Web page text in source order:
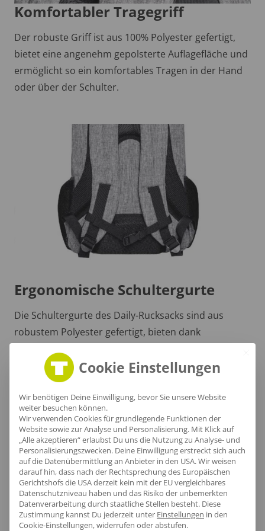
Komfortabler Tragegriff
Der robuste Griff ist aus 100% Polyester gefertigt,
bietet eine angenehm gepolsterte Auflagefläche und
ermöglicht so ein komfortables Tragen in der Hand
oder über der Schulter.
Ergonomische Schultergurte
Die Schultergurte des Daily-Rucksacks sind aus
robustem Polyester gefertigt, bieten dank
hohen Tragekomfort auch bei längerer Nutzung.
Größentabelle
Cookie Einstellungen
Wir benötigen Deine Einwilligung, bevor Sie unsere Website
weiter besuchen können.
Wir verwenden Cookies für grundlegende Funktionen der
Website sowie zur Analyse und Personalisierung. Mit Klick auf
„Alle akzeptieren“ erlaubst Du uns die Nutzung zu Analyse- und
Personalisierungszwecken. Deine Einwilligung erstreckt sich auch
auf die Datenübermittlung an Anbieter in den USA. Wir weisen
darauf hin, dass nach der Rechtsprechung des Europäischen
Gerichtshofs die USA derzeit kein mit der EU vergleichbares
Datenschutzniveau haben und das Risiko der unbemerkten
Datenverarbeitung durch staatliche Stellen besteht. Diese
Zustimmung kannst Du jederzeit unter Einstellungen in den
Cookie-Einstellungen, widerrufen oder abstufen.